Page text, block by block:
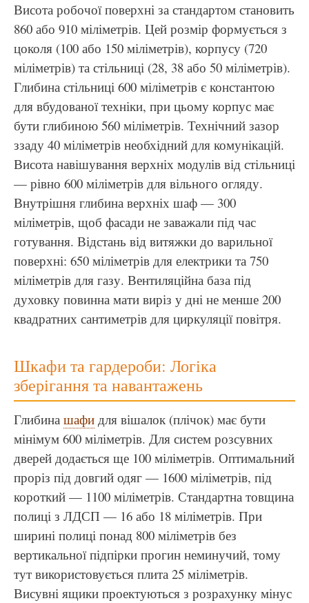
Висота робочої поверхні за стандартом становить
860 або 910 міліметрів. Цей розмір формується з
цоколя (100 або 150 міліметрів), корпусу (720
міліметрів) та стільниці (28, 38 або 50 міліметрів).
Глибина стільниці 600 міліметрів є константою
для вбудованої техніки, при цьому корпус має
бути глибиною 560 міліметрів. Технічний зазор
ззаду 40 міліметрів необхідний для комунікацій.
Висота навішування верхніх модулів від стільниці
— рівно 600 міліметрів для вільного огляду.
Внутрішня глибина верхніх шаф — 300
міліметрів, щоб фасади не заважали під час
готування. Відстань від витяжки до варильної
поверхні: 650 міліметрів для електрики та 750
міліметрів для газу. Вентиляційна база під
духовку повинна мати виріз у дні не менше 200
квадратних сантиметрів для циркуляції повітря.
Шкафи та гардероби: Логіка
зберігання та навантажень
Глибина шафи для вішалок (плічок) має бути
мінімум 600 міліметрів. Для систем розсувних
дверей додається ще 100 міліметрів. Оптимальний
проріз під довгий одяг — 1600 міліметрів, під
короткий — 1100 міліметрів. Стандартна товщина
полиці з ЛДСП — 16 або 18 міліметрів. При
ширині полиці понад 800 міліметрів без
вертикальної підпірки прогин неминучий, тому
тут використовується плита 25 міліметрів.
Висувні ящики проектуються з розрахунку мінус